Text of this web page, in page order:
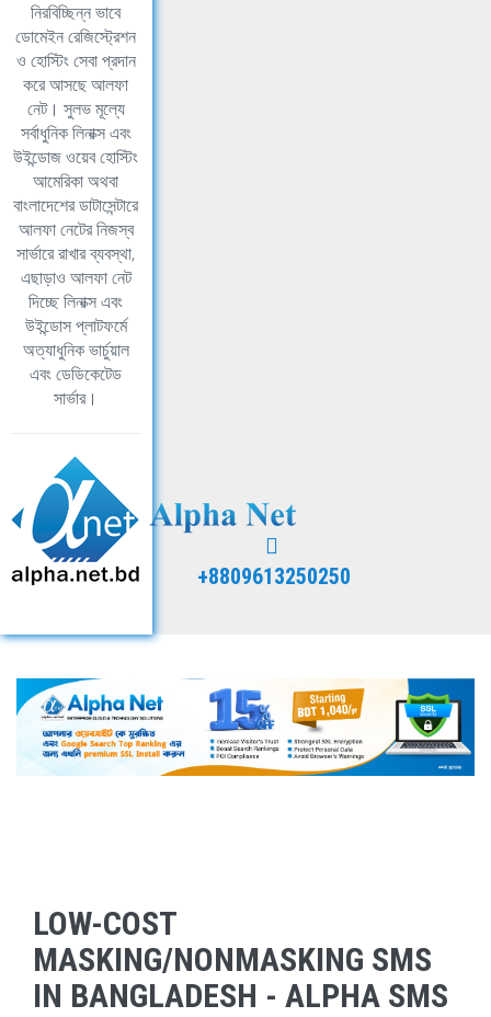
নিরবিচ্ছিন্ন ভাবে
ডোমেইন রেজিস্ট্রেশন
ও হোস্টিং সেবা প্রদান
করে আসছে আলফা
নেট। সুলভ মূল্যে
সর্বাধুনিক লিনাক্স এবং
উইন্ডোজ ওয়েব হোস্টিং
আমেরিকা অথবা
বাংলাদেশের ডাটাসেন্টারে
আলফা নেটের নিজস্ব
সার্ভারে রাখার ব্যবস্থা,
এছাড়াও আলফা নেট
দিচ্ছে লিনাক্স এবং
উইন্ডোস প্লাটফর্মে
অত্যাধুনিক ভার্চুয়াল
এবং ডেডিকেটেড
সার্ভার।
+8809613250250
LOW-COST
MASKING/NONMASKING SMS
IN BANGLADESH - ALPHA SMS